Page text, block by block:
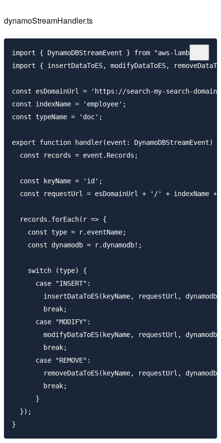
dynamoStreamHandler.ts
import { DynamoDBStreamEvent } from "aws-lambda";
import { insertDataToES, modifyDataToES,
const esDomainUrl = 'https://search-my-search-
const indexName = 'employee';
const typeName = 'doc';
export function handler(event: DynamoDBStreamEvent) {
  const records = event.Records;
  const keyName = 'id';
const requestUrl = esDomainUrl + '/' + indexName +
  records.forEach(r => {
    const type = r.eventName;
    const dynamodb = r.dynamodb!;
    switch (type) {
      case "INSERT":
insertDataToES(keyName, requestUrl,
        break;
      case "MODIFY":
modifyDataToES(keyName, requestUrl,
        break;
      case "REMOVE":
removeDataToES(keyName, requestUrl,
        break;
      }
  });